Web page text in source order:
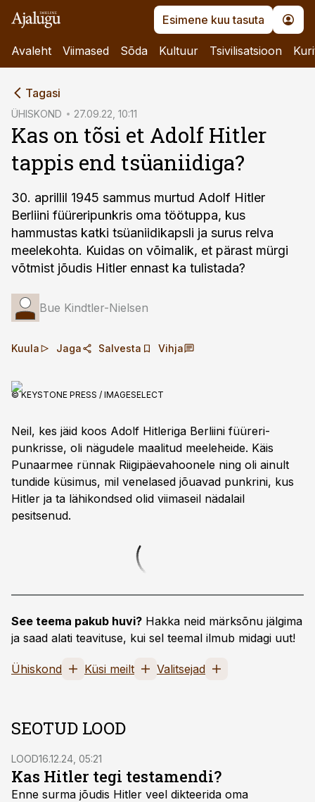
Esimene kuu tasuta
Avaleht Viimased Sõda Kultuur Tsivilisatsioon
Tagasi
ÜHISKOND 27.09.22, 10:11
Kas on tõsi et Adolf Hitler
tappis end tsüaniidiga?
30. aprillil 1945 sammus murtud Adolf Hitler
Berliini füüreripunkris oma töötuppa, kus
hammustas katki tsüaniidikapsli ja surus relva
meelekohta. Kuidas on võimalik, et pärast mürgi
võtmist jõudis Hitler ennast ka tulistada?
Bue Kindtler-Nielsen
Kuula Jaga Salvesta Vihja
© KEYSTONE PRESS / IMAGESELECT
Neil, kes jäid koos Adolf Hitleriga Berliini füüreri­
punkrisse, oli nägudele maalitud meeleheide. Käis
Punaarmee rünnak Riigipäevahoonele ning oli ainult
tundide küsimus, mil venelased jõuavad punkrini, kus
Hitler ja ta lähi­kondsed olid viimaseil nädalail
pesitsenud.
See teema pakub huvi? Hakka neid märksõnu jälgima
ja saad alati teavituse, kui sel teemal ilmub midagi uut!
Ühiskond Küsi meilt Valitsejad
SEOTUD LOOD
LOOD16.12.24, 05:21
Kas Hitler tegi testamendi?
Enne surma jõudis Hitler veel dikteerida oma